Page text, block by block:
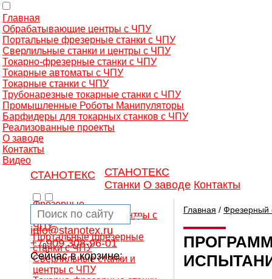
Главная
Обрабатывающие центры с ЧПУ
Портальные фрезерные станки с ЧПУ
Сверлильные станки и центры с ЧПУ
Токарно-фрезерные станки с ЧПУ
Токарные автоматы с ЧПУ
Токарные станки с ЧПУ
Трубонарезные токарные станки с ЧПУ
Промышленные Роботы Манипуляторы
Барфидеры для токарных станков с ЧПУ
Реализованные проекты
О заводе
Контакты
Видео
СТАНОТЕКС
СТАНОТЕКС
Станки О заводе Контакты
info@stanotex.ru
+7 909 308-96-01
Сейчас в корзине:
0
Фрезерные
обрабатывающие центры с
ЧПУ
Портальные фрезерные
станки с ЧПУ
Сверлильные станки и
центры с ЧПУ
Главная / Фрезерный